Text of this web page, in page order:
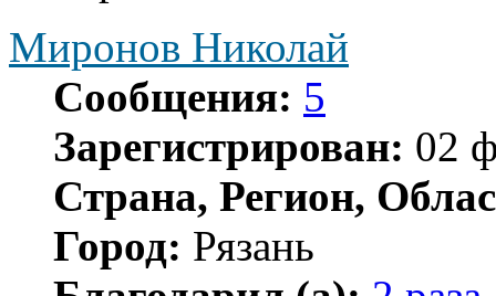
Миронов Николай
Сообщения: 5
Зарегистрирован: 02
Страна, Регион,
Город: Рязань